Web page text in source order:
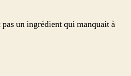
un ingrédient qui manquait à